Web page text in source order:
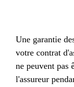
Une garantie
votre contrat
ne peuvent pas
l'assureur